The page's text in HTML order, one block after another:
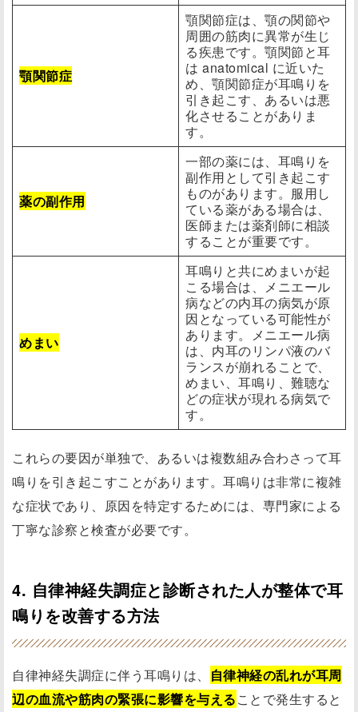
顎関節症
顎関節症は、顎の関節や
周囲の筋肉に異常が生じ
る疾患です。顎関節と耳
は anatomical に近いた
め、顎関節症が耳鳴りを
引き起こす、あるいは悪
化させることがありま
す。
薬の副作用
一部の薬には、耳鳴りを
副作用として引き起こす
ものがあります。服用し
ている薬がある場合は、
医師または薬剤師に相談
することが重要です。
めまい
耳鳴りと共にめまいが起
こる場合は、メニエール
病などの内耳の病気が原
因となっている可能性が
あります。メニエール病
は、内耳のリンパ液のバ
ランスが崩れることで、
めまい、耳鳴り、難聴な
どの症状が現れる病気で
す。
これらの要因が単独で、あるいは複数組み合わさって耳
鳴りを引き起こすことがあります。耳鳴りは非常に複雑
な症状であり、原因を特定するためには、専門家による
丁寧な診察と検査が必要です。
4. 自律神経失調症と診断された人が整体で耳
鳴りを改善する方法
自律神経失調症に伴う耳鳴りは、
自律神経の乱れが耳周
辺の血流や筋肉の緊張に影響を与えることで発生すると